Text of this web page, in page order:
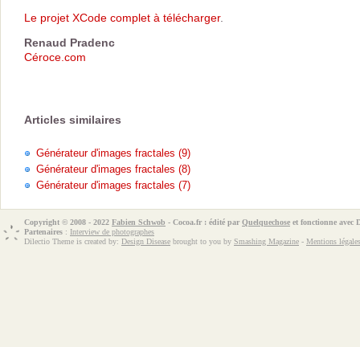
Le projet XCode complet à télécharger.
Renaud Pradenc
Céroce.com
Articles similaires
Générateur d'images fractales (9)
Générateur d'images fractales (8)
Générateur d'images fractales (7)
Copyright © 2008 - 2022 Fabien Schwob - Cocoa.fr : édité par Quelquechose et fonctionne avec
Partenaires : Interview de photographes
Dilectio Theme is created by: Design Disease brought to you by Smashing Magazine - Mentions légales